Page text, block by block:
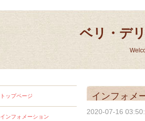
ベリ・デ
インフォメ
2020-07-16
トップページ
インフォメーション